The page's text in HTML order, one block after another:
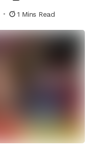
1 Mins Read